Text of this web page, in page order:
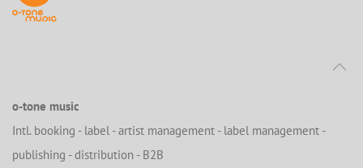
o-tone music
Intl. booking - label - artist management - label management -
publishing - distribution - B2B